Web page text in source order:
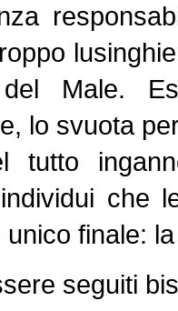
Male.
lo svuota
tutto
che
finale:
seguiti